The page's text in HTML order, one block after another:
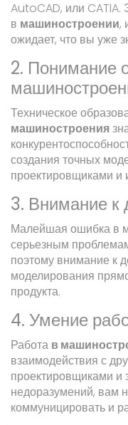
AutoCAD, или CATIA.
в машиностроении,
ожидает, что вы уже
2. Понимание
Техническое
машиностроения
создания точных
проектировщиками и
3. Внимание к
Малейшая ошибка в
серьезным
поэтому внимание к
моделирования
продукта.
4. Умение
Работа в
взаимодействия с
проектировщиками и
недоразумений, вам
коммуницировать и